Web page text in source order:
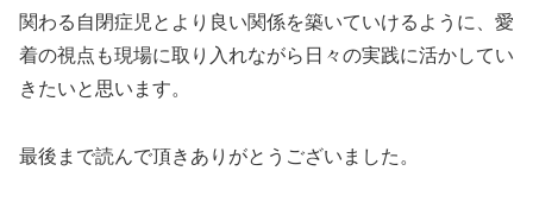
関わる自閉症児とより良い関係を築いていけるように、愛
着の視点も現場に取り入れながら日々の実践に活かしてい
きたいと思います。
最後まで読んで頂きありがとうございました。